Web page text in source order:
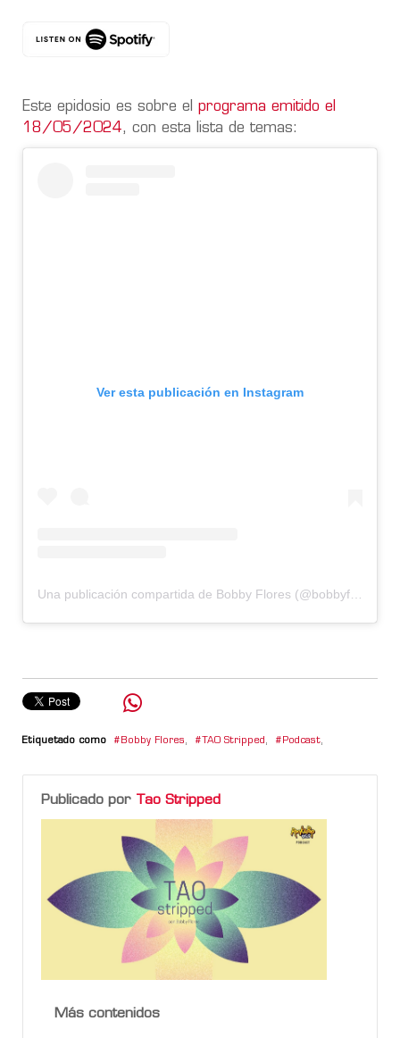
Este epidosio es sobre el programa emitido el
18/05/2024, con esta lista de temas:
Ver esta publicación en Instagram
Etiquetado como Bobby Flores, TAO Stripped , Podcast,
Publicado por Tao Stripped
Más contenidos